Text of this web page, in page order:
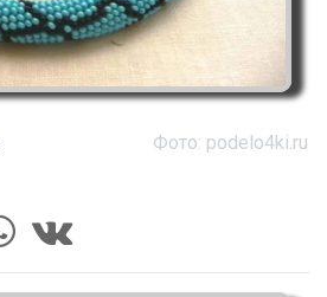
Фото: podelo4ki.ru